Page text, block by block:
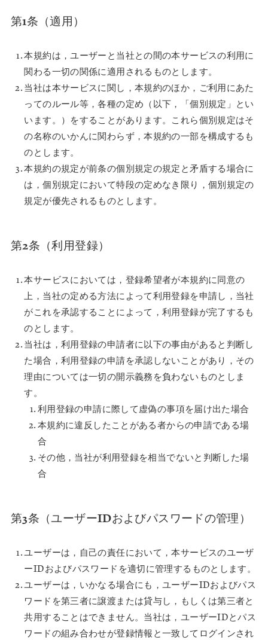
第1条（適用）
本規約は，ユーザーと当社との間の本サービスの利用に
関わる一切の関係に適用されるものとします。
当社は本サービスに関し，本規約のほか，ご利用にあた
ってのルール等，各種の定め（以下，「個別規定」とい
います。）をすることがあります。これら個別規定はそ
の名称のいかんに関わらず，本規約の一部を構成するも
のとします。
本規約の規定が前条の個別規定の規定と矛盾する場合に
は，個別規定において特段の定めなき限り，個別規定の
規定が優先されるものとします。
第2条（利用登録）
本サービスにおいては，登録希望者が本規約に同意の
上，当社の定める方法によって利用登録を申請し，当社
がこれを承認することによって，利用登録が完了するも
のとします。
当社は，利用登録の申請者に以下の事由があると判断し
た場合，利用登録の申請を承認しないことがあり，その
理由については一切の開示義務を負わないものとしま
す。
利用登録の申請に際して虚偽の事項を届け出た場合
本規約に違反したことがある者からの申請である場
合
その他，当社が利用登録を相当でないと判断した場
合
第3条（ユーザーIDおよびパスワードの管理）
ユーザーは，自己の責任において，本サービスのユーザ
ーIDおよびパスワードを適切に管理するものとします。
ユーザーは，いかなる場合にも，ユーザーIDおよびパス
ワードを第三者に譲渡または貸与し，もしくは第三者と
共用することはできません。当社は，ユーザーIDとパス
ワードの組み合わせが登録情報と一致してログインされ